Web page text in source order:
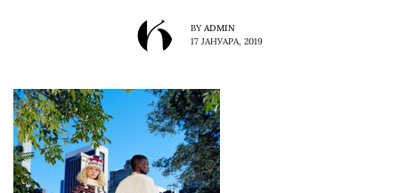
BY ADMIN
17 ЈАНУАРА, 2019